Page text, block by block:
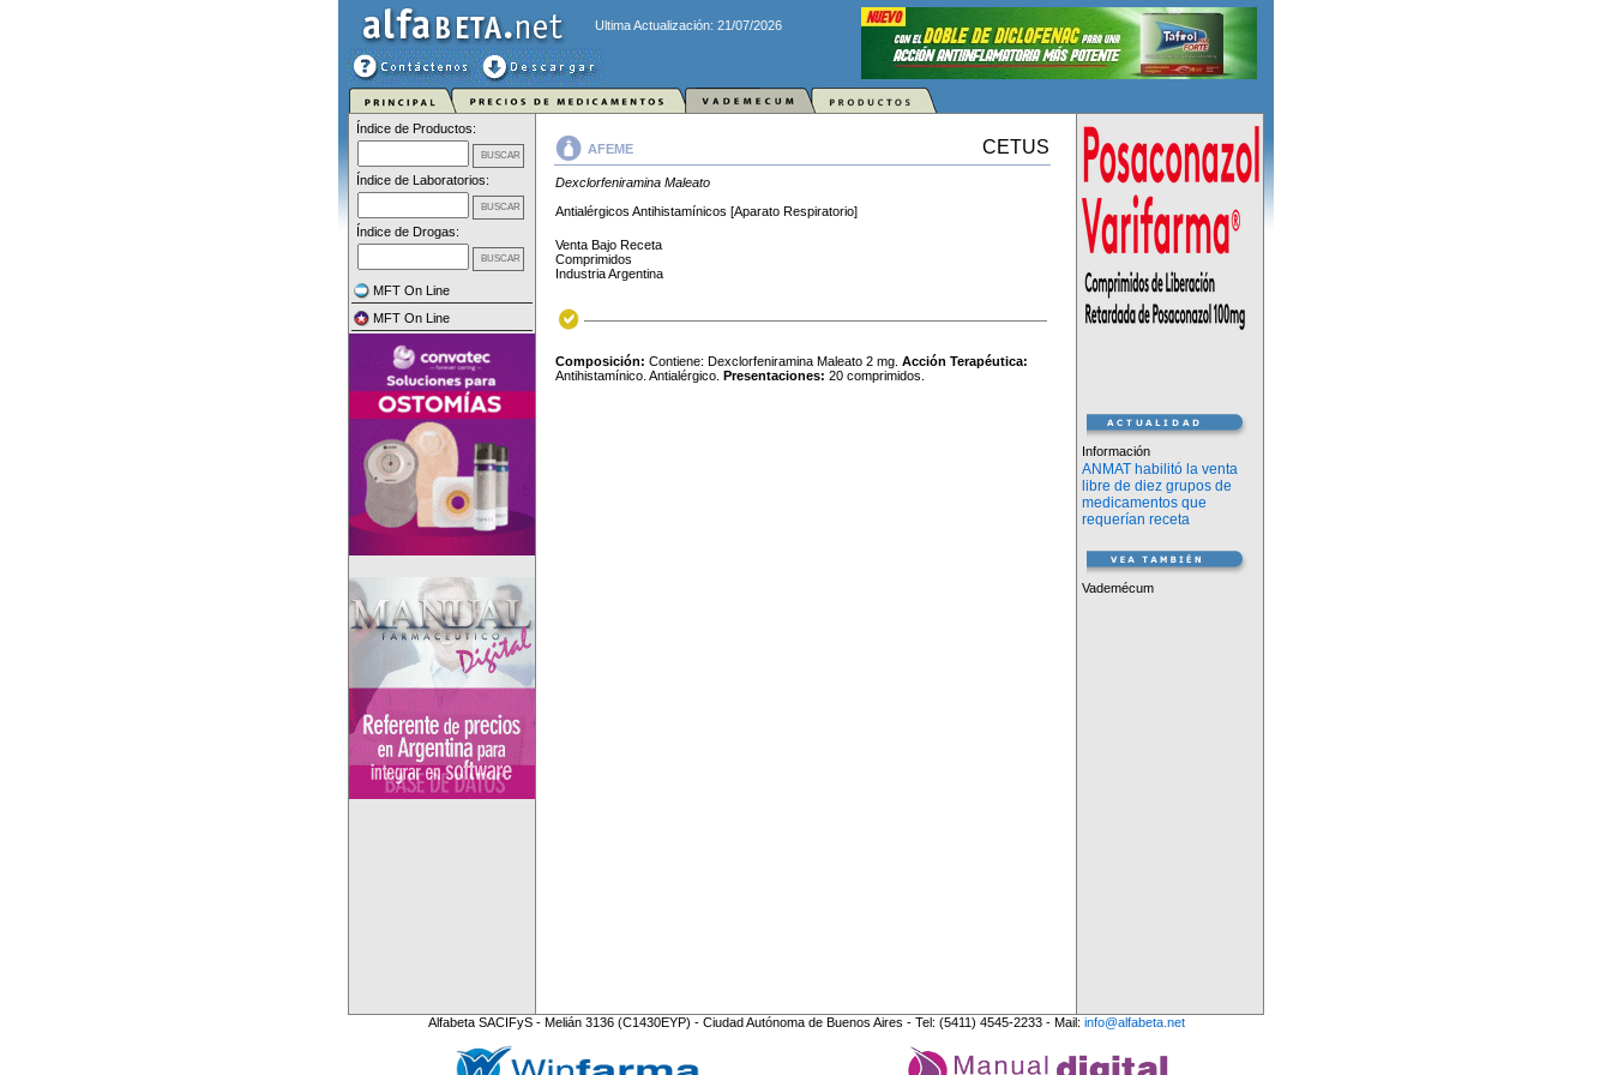
Ultima Actualización: 21/07/2026
Índice de Productos:
Índice de Laboratorios:
Índice de Drogas:
MFT On Line
MFT On Line
AFEME CETUS
Dexclorfeniramina Maleato
Antialérgicos Antihistamínicos [Aparato Respiratorio]
Venta Bajo Receta
Comprimidos
Industria Argentina
Composición: Contiene: Dexclorfeniramina Maleato 2 mg. Acción Terapéutica:
Antihistamínico. Antialérgico. Presentaciones: 20 comprimidos.
Información
ANMAT habilitó la venta
libre de diez grupos de
medicamentos que
requerían receta
Vademécum
Alfabeta SACIFyS - Melián 3136 (C1430EYP) - Ciudad Autónoma de Buenos Aires - Tel: (5411) 4545-2233 - Mail: info@alfabeta.net